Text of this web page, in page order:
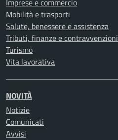
Imprese e commercio
Mobilità e trasporti
Salute, benessere e assistenza
Tributi, finanze e contravvenzioni
Turismo
Vita lavorativa
NOVITÀ
Notizie
Comunicati
Avvisi